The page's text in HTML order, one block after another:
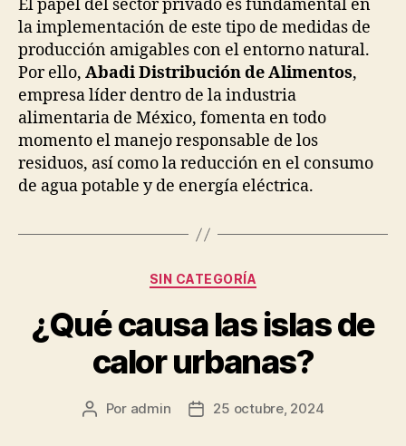
El papel del sector privado es fundamental en
la implementación de este tipo de medidas de
producción amigables con el entorno natural.
Por ello, Abadi Distribución de Alimentos,
empresa líder dentro de la industria
alimentaria de México, fomenta en todo
momento el manejo responsable de los
residuos, así como la reducción en el consumo
de agua potable y de energía eléctrica.
Categorías
SIN CATEGORÍA
¿Qué causa las islas de
calor urbanas?
Autor
Por admin
Fecha25 octubre, 2024